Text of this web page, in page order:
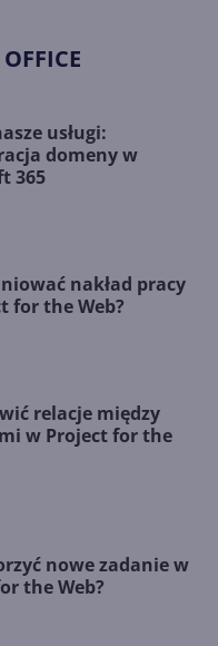
usługi:
domeny w
365
nakład pracy
for the Web?
relacje między
w Project for the
nowe zadanie w
the Web?